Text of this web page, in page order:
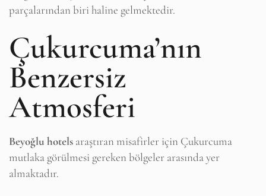
parçalarından biri haline gelmektedir.
Çukurcuma’nın
Benzersiz
Atmosferi
Beyoğlu hotels araştıran misafirler için Çukurcuma
mutlaka görülmesi gereken bölgeler arasında yer
almaktadır.